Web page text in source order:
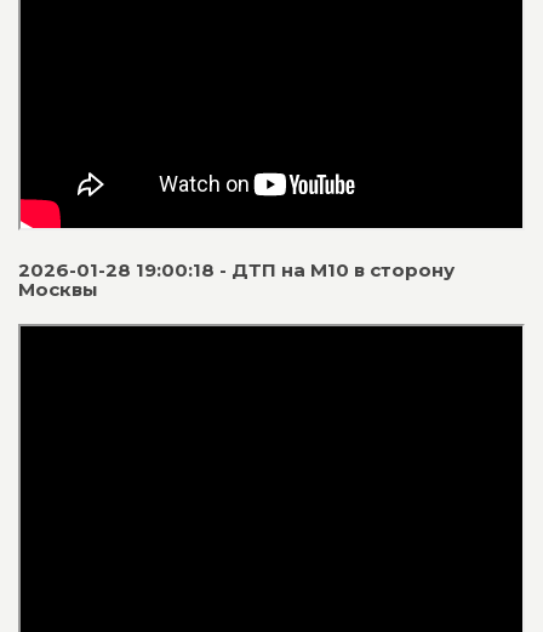
2026-01-28 19:00:18 - ДТП на М10 в сторону
Москвы